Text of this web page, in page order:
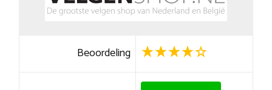
Beoordeling